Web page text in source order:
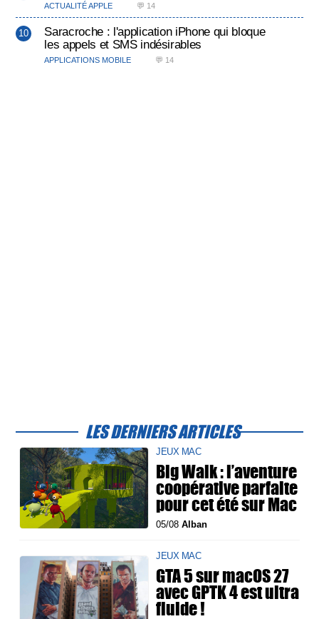
ACTUALITÉ APPLE 💬 14
Saracroche : l'application iPhone qui bloque
les appels et SMS indésirables
APPLICATIONS MOBILE 💬 14
LES DERNIERS ARTICLES
JEUX MAC
Big Walk : l’aventure
coopérative parfaite
pour cet été sur Mac
05/08Alban
JEUX MAC
GTA 5 sur macOS 27
avec GPTK 4 est ultra
fluide !